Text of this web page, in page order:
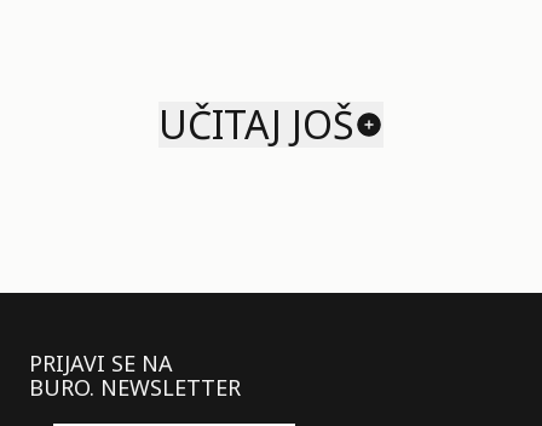
UČITAJ JOŠ
PRIJAVI SE NA
BURO. NEWSLETTER